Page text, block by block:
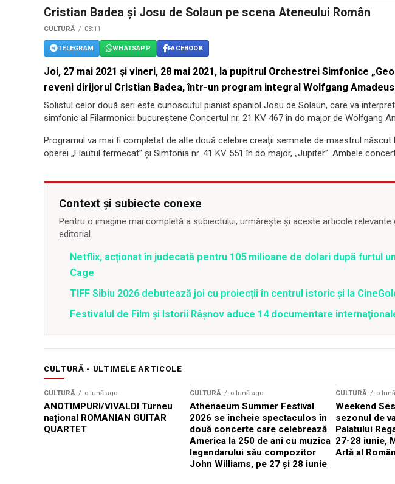
Cristian Badea şi Josu de Solaun pe scena Ateneului Român
CULTURĂ 08:11
TELEGRAM WHATSAPP FACEBOOK
Joi, 27 mai 2021 şi vineri, 28 mai 2021, la pupitrul Orchestrei Simfonice
reveni dirijorul Cristian Badea, într-un program integral Wolfgang
Solistul celor două seri este cunoscutul pianist spaniol Josu de Solaun, care va
simfonic al Filarmonicii bucureştene Concertul nr. 21 KV 467 în do major de Wolfgang
Programul va mai fi completat de alte două celebre creaţii semnate de maestrul născut
operei „Flautul fermecat” şi Simfonia nr. 41 KV 551 în do major, „Jupiter”. Ambele
Context și subiecte conexe
Pentru o imagine mai completă a subiectului, urmărește și aceste articole relevante
editorial.
Netflix, acționat în judecată pentru 105 milioane de dolari după furtul
Cage
TIFF Sibiu 2026 debutează joi cu proiecții în centrul istoric și la
Festivalul de Film şi Istorii Râşnov aduce 14 documentare
CULTURĂ - ULTIMELE ARTICOLE
CULTURĂ o lună ago
ANOTIMPURI/VIVALDI Turneu
național ROMANIAN GUITAR
QUARTET
CULTURĂ o lună ago
Athenaeum Summer Festival
2026 se încheie spectaculos în
două concerte care celebrează
America la 250 de ani cu muzica
legendarului său compozitor
John Williams, pe 27 și 28 iunie
CULTURĂ o
Weekend
sezonul de
Palatului
27-28 iunie,
Artă al